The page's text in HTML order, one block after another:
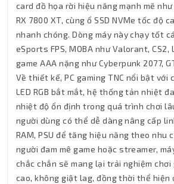
card đồ họa rời hiệu năng mạnh mẽ như
RX 7800 XT, cùng ổ SSD NVMe tốc độ
nhanh chóng. Dòng máy này chạy tốt
eSports FPS, MOBA như Valorant, CS2,
game AAA nặng như Cyberpunk 2077,
Về thiết kế, PC gaming TNC nổi bật với
LED RGB bắt mắt, hệ thống tản nhiệt
nhiệt độ ổn định trong quá trình chơi
người dùng có thể dễ dàng nâng cấp
RAM, PSU để tăng hiệu năng theo nhu
người đam mê game hoặc streamer,
chắc chắn sẽ mang lại trải nghiệm chơi
cao, không giật lag, đồng thời thể hiện